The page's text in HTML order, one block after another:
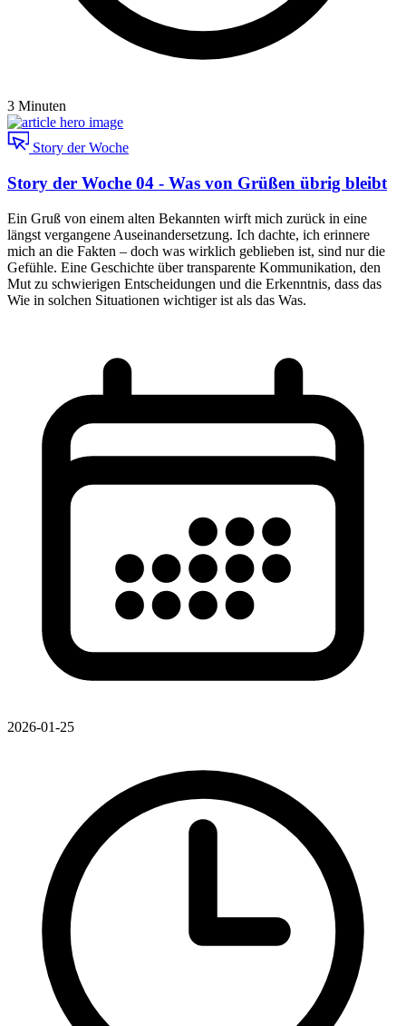
3 Minuten
Story der Woche
Story der Woche 04 - Was von Grüßen übrig bleibt
Ein Gruß von einem alten Bekannten wirft mich zurück in eine
längst vergangene Auseinandersetzung. Ich dachte, ich erinnere
mich an die Fakten – doch was wirklich geblieben ist, sind nur die
Gefühle. Eine Geschichte über transparente Kommunikation, den
Mut zu schwierigen Entscheidungen und die Erkenntnis, dass das
Wie in solchen Situationen wichtiger ist als das Was.
2026-01-25